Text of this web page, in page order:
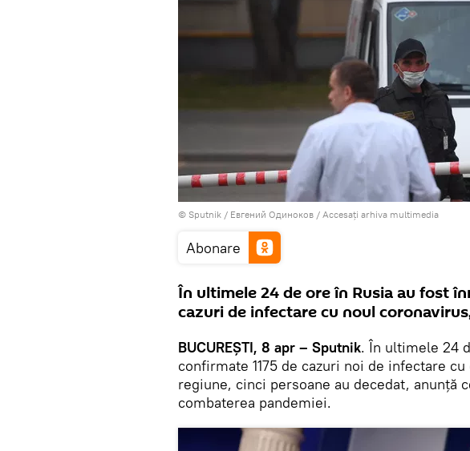
© Sputnik / Евгений Одиноков / Accesați arhiva multimedia
Abonare
În ultimele 24 de ore în Rusia au fost
cazuri de infectare cu noul
BUCUREȘTI, 8 apr – Sputnik. În ultimele 24
confirmate 1175 de cazuri noi de infectare
regiune, cinci persoane au decedat, anunță
combaterea pandemiei.